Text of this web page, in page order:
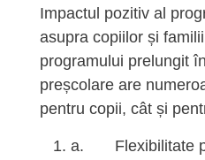
Impactul pozitiv al
asupra copiilor și
programului prelungit
preșcolare are
pentru copii, cât și
a. Flexibilitate